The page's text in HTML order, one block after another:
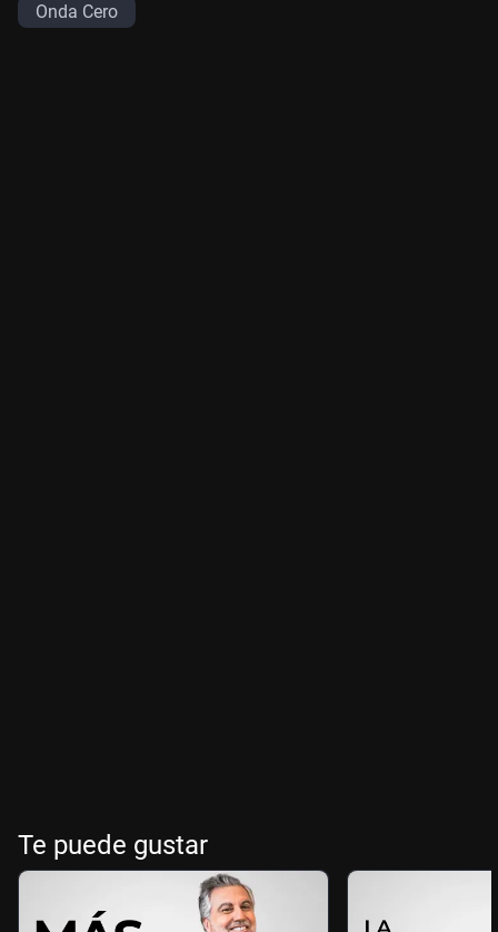
Onda Cero
Te puede gustar